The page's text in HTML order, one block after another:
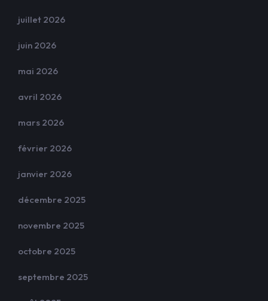
juillet 2026
juin 2026
mai 2026
avril 2026
mars 2026
février 2026
janvier 2026
décembre 2025
novembre 2025
octobre 2025
septembre 2025